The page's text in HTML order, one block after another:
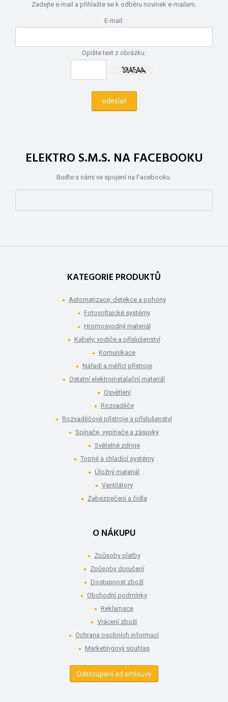
Zadejte e-mail a přihlašte se k odběru novinek e-mailem.
E-mail:
Opište text z obrázku:
ELEKTRO S.M.S. NA FACEBOOKU
Buďte s námi ve spojení na Facebooku.
KATEGORIE PRODUKTŮ
Automatizace, detekce a pohony
Fotovoltaické systémy
Hromosvodný materiál
Kabely, vodiče a příslušenství
Komunikace
Nářadí a měřící přístroje
Ostatní elektroinstalační materiál
Osvětlení
Rozvaděče
Rozvaděčové přístroje a příslušenství
Spínače, vypínače a zásuvky
Světelné zdroje
Topné a chladící systémy
Úložný materiál
Ventilátory
Zabezpečení a čidla
O NÁKUPU
Způsoby platby
Způsoby doručení
Dostupnost zboží
Obchodní podmínky
Reklamace
Vrácení zboží
Ochrana osobních informací
Marketingový souhlas
Odstoupení od smlouvy